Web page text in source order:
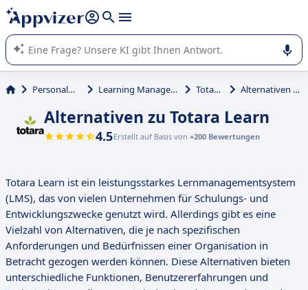
beantworten (mehrere Zeilen mit
Die KI von Appvizer führt Sie bei der Nutzung oder Auswahl
von SaaS-Software in Unternehmen.
Personalmanagement Learning Management System (LMS) Totara Learn Alternativen zu Totara Learn
Alternativen zu Totara Learn
4.5Erstellt auf Basis von +200 Bewertungen
Totara Learn ist ein leistungsstarkes Lernmanagementsystem
(LMS), das von vielen Unternehmen für Schulungs- und
Entwicklungszwecke genutzt wird. Allerdings gibt es eine
Vielzahl von Alternativen, die je nach spezifischen
Anforderungen und Bedürfnissen einer Organisation in
Betracht gezogen werden können. Diese Alternativen bieten
unterschiedliche Funktionen, Benutzererfahrungen und